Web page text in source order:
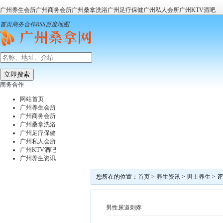
广州养生会所广州商务会所广州桑拿洗浴广州足疗保健广州私人会所广州KTV酒吧
首页商务合作RSS百度地图
商务合作
网站首页
广州养生会所
广州商务会所
广州桑拿洗浴
广州足疗保健
广州私人会所
广州KTV酒吧
广州养生资讯
您所在的位置： 首页 > 养生资讯 > 男士养生 >
男性尿道刺疼